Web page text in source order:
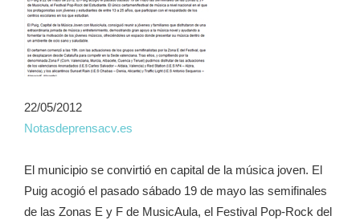
22/05/2012
Notasdeprensacv.es
El municipio se convirtió en capital de la música joven. El
Puig acogió el pasado sábado 19 de mayo las semifinales
de las Zonas E y F de MusicAula, el Festival Pop-Rock del